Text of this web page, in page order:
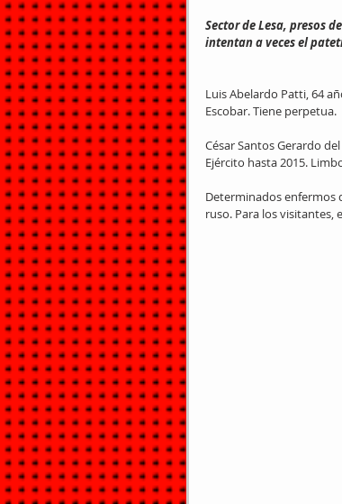
Sector de Lesa, presos
intentan a veces el
Luis Abelardo Patti, 64
Escobar. Tiene perpetua.
César Santos Gerardo
Ejército hasta 2015.
Determinados enfermos
ruso. Para los visitantes,